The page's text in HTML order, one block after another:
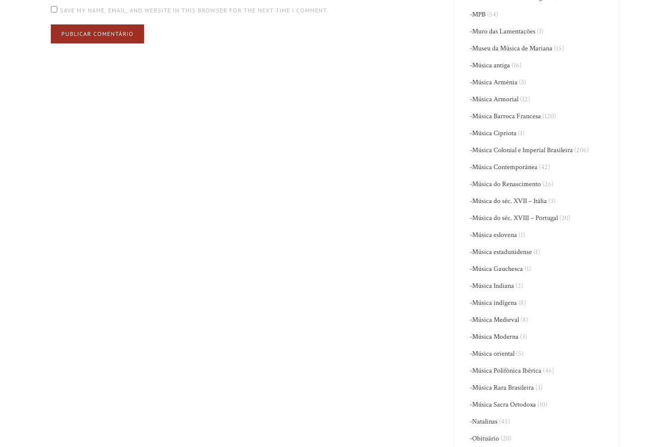
SAVE MY NAME, EMAIL, AND WEBSITE IN THIS BROWSER FOR THE NEXT TIME I COMMENT.
-MPB (54)
-Muro das Lamentações (1)
-Museu da Música de Mariana (15)
-Música antiga (16)
-Música Armênia (3)
-Música Armorial (12)
-Música Barroca Francesa (120)
-Música Cipriota (1)
-Música Colonial e Imperial Brasileira (206)
-Música Contemporânea (42)
-Música do Renascimento (26)
-Música do séc. XVII – Itália (3)
-Música do séc. XVIII – Portugal (20)
-Música eslovena (1)
-Música estadunidense (1)
-Música Gauchesca (1)
-Música Indiana (2)
-Música indígena (8)
-Música Medieval (8)
-Música Moderna (3)
-Música oriental (5)
-Música Polifônica Ibérica (46)
-Música Rara Brasileira (3)
-Música Sacra Ortodoxa (10)
-Natalinas (45)
-Obituário (20)